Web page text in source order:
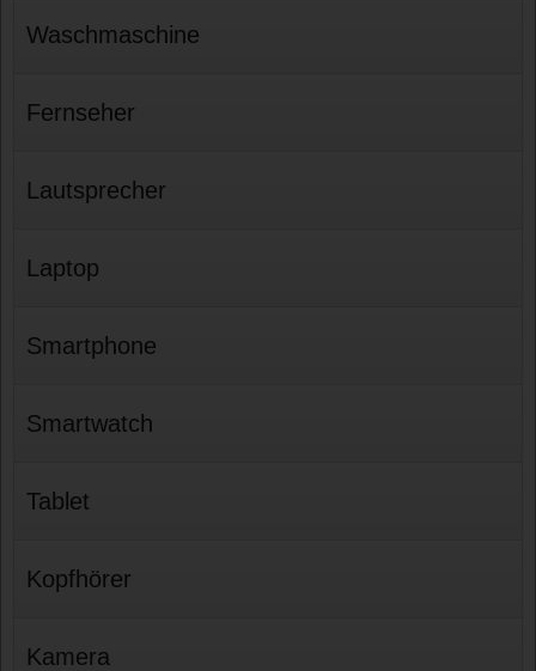
Waschmaschine
Fernseher
Lautsprecher
Laptop
Smartphone
Smartwatch
Tablet
Kopfhörer
Kamera